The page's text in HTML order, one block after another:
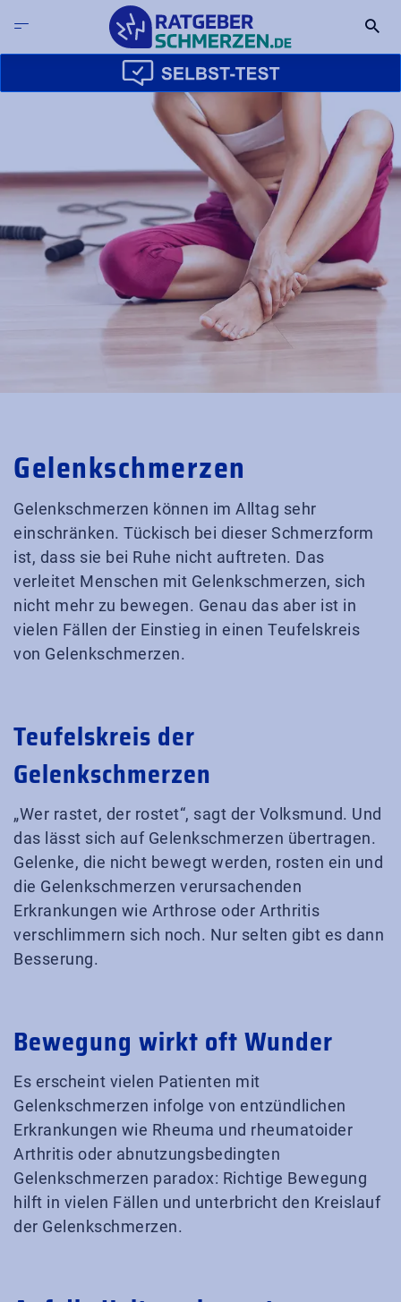
Gelenkschmerzen
Gelenkschmerzen können im Alltag sehr
einschränken. Tückisch bei dieser Schmerzform
ist, dass sie bei Ruhe nicht auftreten. Das
verleitet Menschen mit Gelenkschmerzen, sich
nicht mehr zu bewegen. Genau das aber ist in
vielen Fällen der Einstieg in einen Teufelskreis
von Gelenkschmerzen.
Teufelskreis der
Gelenkschmerzen
„Wer rastet, der rostet“, sagt der Volksmund. Und
das lässt sich auf Gelenkschmerzen übertragen.
Gelenke, die nicht bewegt werden, rosten ein und
die Gelenkschmerzen verursachenden
Erkrankungen wie Arthrose oder Arthritis
verschlimmern sich noch. Nur selten gibt es dann
Besserung.
Bewegung wirkt oft Wunder
Es erscheint vielen Patienten mit
Gelenkschmerzen infolge von entzündlichen
Erkrankungen wie Rheuma und rheumatoider
Arthritis oder abnutzungsbedingten
Gelenkschmerzen paradox: Richtige Bewegung
hilft in vielen Fällen und unterbricht den Kreislauf
der Gelenkschmerzen.